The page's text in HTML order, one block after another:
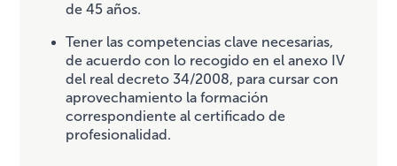
de 45 años.
Tener las competencias clave necesarias,
de acuerdo con lo recogido en el anexo IV
del real decreto 34/2008, para cursar con
aprovechamiento la formación
correspondiente al certificado de
profesionalidad.